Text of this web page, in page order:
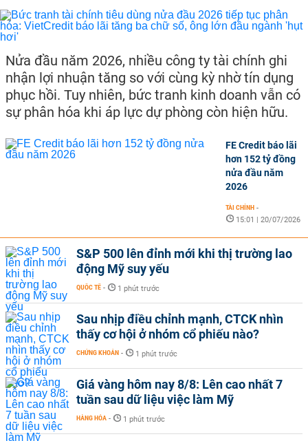
Nửa đầu năm 2026, nhiều công ty tài chính ghi
nhận lợi nhuận tăng so với cùng kỳ nhờ tín dụng
phục hồi. Tuy nhiên, bức tranh kinh doanh vẫn có
sự phân hóa khi áp lực dự phòng còn hiện hữu.
FE Credit báo lãi
hơn 152 tỷ đồng
nửa đầu năm
2026
TÀI CHÍNH -
15:01 | 20/07/2026
S&P 500 lên đỉnh mới khi thị trường lao
động Mỹ suy yếu
QUỐC TẾ - 1 phút trước
Sau nhịp điều chỉnh mạnh, CTCK nhìn
thấy cơ hội ở nhóm cổ phiếu nào?
CHỨNG KHOÁN - 1 phút trước
Giá vàng hôm nay 8/8: Lên cao nhất 7
tuần sau dữ liệu việc làm Mỹ
HÀNG HÓA - 1 phút trước